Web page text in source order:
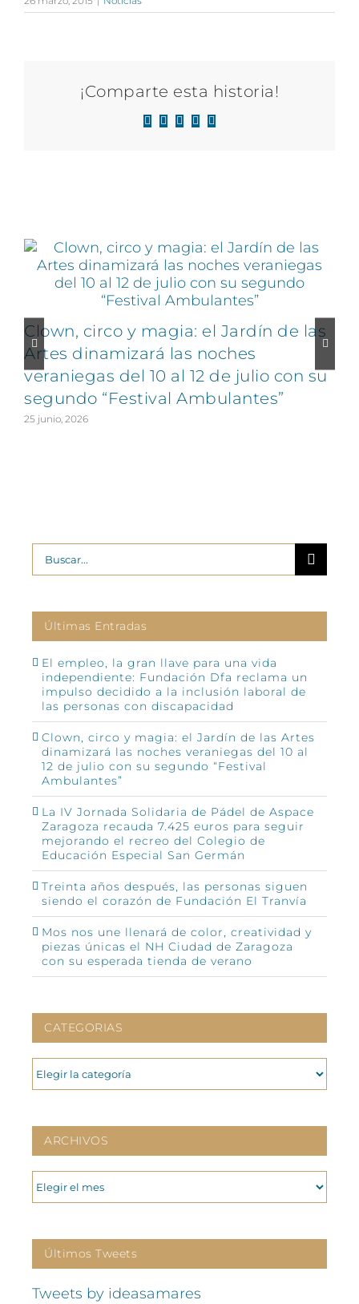
¡Comparte esta historia!
Facebook
X LinkedIn
WhatsApp
Correo
Clown, circo y magia: el Jardín de las
Artes dinamizará las noches
veraniegas del 10 al 12 de julio con su
segundo “Festival Ambulantes”
25 junio, 2026
Buscar:
Últimas Entradas
El empleo, la gran llave para una vida
independiente: Fundación Dfa reclama un
impulso decidido a la inclusión laboral de
las personas con discapacidad
Clown, circo y magia: el Jardín de las Artes
dinamizará las noches veraniegas del 10 al
12 de julio con su segundo “Festival
Ambulantes”
La IV Jornada Solidaria de Pádel de Aspace
Zaragoza recauda 7.425 euros para seguir
mejorando el recreo del Colegio de
Educación Especial San Germán
Treinta años después, las personas siguen
siendo el corazón de Fundación El Tranvía
Mos nos une llenará de color, creatividad y
piezas únicas el NH Ciudad de Zaragoza
con su esperada tienda de verano
CATEGORIAS
CATEGORIAS
ARCHIVOS
ARCHIVOS
Últimos Tweets
Tweets by ideasamares